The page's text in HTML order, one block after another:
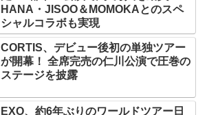
HANA・JISOO＆MOMOKAとのスペ
シャルコラボも実現
CORTIS、デビュー後初の単独ツアー
が開幕！ 全席完売の仁川公演で圧巻の
ステージを披露
EXO、約6年ぶりのワールドツアー日